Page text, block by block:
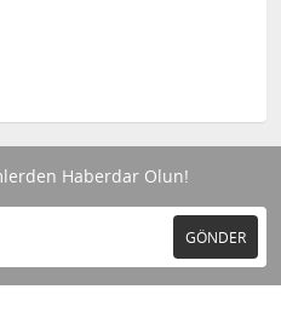
Haberdar Olun!
GÖNDER